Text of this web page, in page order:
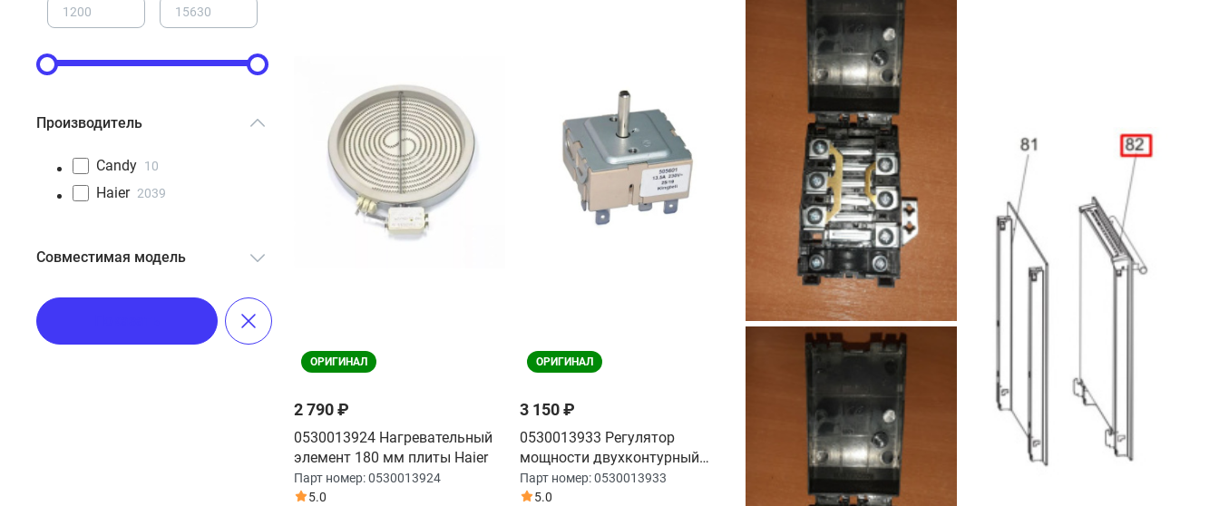
Производитель
Candy 10
Haier 2039
Совместимая модель
COXK06LNBB 1
ОРИГИНАЛ
2 790 ₽
0530013924 Нагревательный
элемент 180 мм плиты Haier
Парт номер:0530013924
5.0
ОРИГИНАЛ
3 150 ₽
0530013933 Регулятор
мощности двухконтурный
плиты Haier
Парт номер:0530013933
5.0